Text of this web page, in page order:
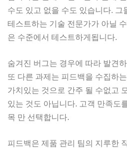
수도 있고 없을 수도 있습니다. 그
테스트하는 기술 전문가가 아닐
은 수준에서 테스트하게됩니다.
숨겨진 버그는 경우에 따라 발견
또 다른 과제는 피드백을 수집하
가치있는 것으로 간주 될 수없고
있는 것도 아닙니다. 고객 만족도
목 만 선택합니다.
피드백은 제품 관리 팀의 지루한